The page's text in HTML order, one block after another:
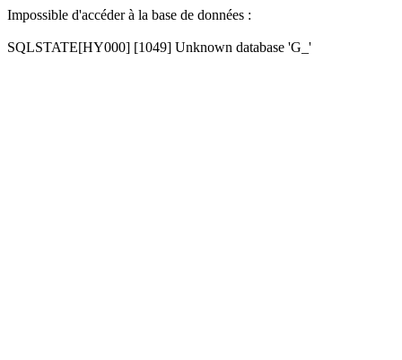
Impossible d'accéder à la base de données :
SQLSTATE[HY000] [1049] Unknown database 'G_'